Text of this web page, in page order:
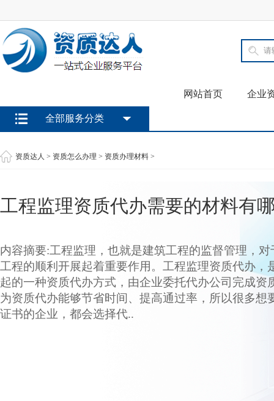
网站首页 企业
全部服务分类
资质达人 > 资质怎么办理 > 资质办理材料 >
工程监理资质代办需要的材料有
内容摘要:工程监理，也就是建筑工程的监督管理，对
工程的顺利开展起着重要作用。工程监理资质代办，
起的一种资质代办方式，由企业委托代办公司完成资
为资质代办能够节省时间、提高通过率，所以很多想
证书的企业，都会选择代..